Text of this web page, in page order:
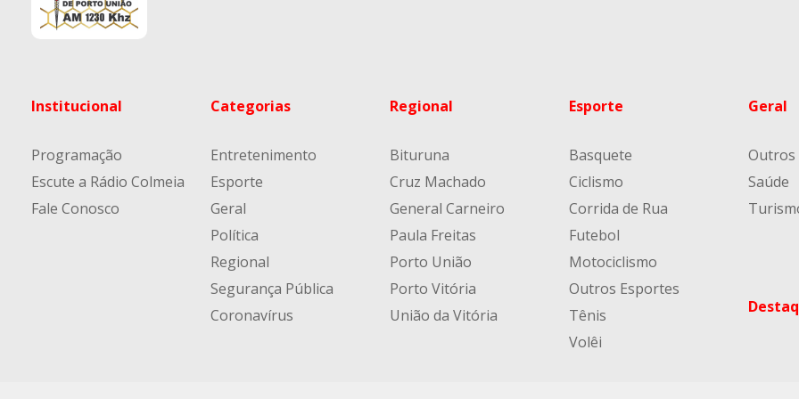
Institucional
Programação
Escute a Rádio Colmeia
Fale Conosco
Categorias
Entretenimento
Esporte
Geral
Política
Regional
Segurança Pública
Coronavírus
Regional
Bituruna
Cruz Machado
General Carneiro
Paula Freitas
Porto União
Porto Vitória
União da Vitória
Esporte
Basquete
Ciclismo
Corrida de Rua
Futebol
Motociclismo
Outros Esportes
Tênis
Volêi
Geral
Outros
Saúde